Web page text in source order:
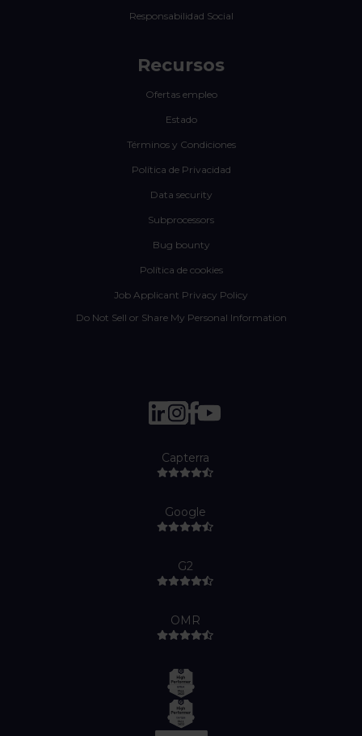
Responsabilidad Social
Recursos
Ofertas empleo
Estado
Términos y Condiciones
Política de Privacidad
Data security
Subprocessors
Bug bounty
Política de cookies
Job Applicant Privacy Policy
Do Not Sell or Share My Personal Information
Capterra
Google
G2
OMR